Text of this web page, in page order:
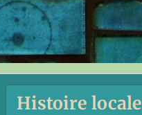
Histoire locale